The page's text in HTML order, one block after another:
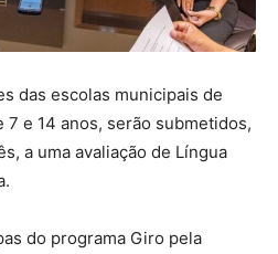
das escolas municipais de
7 e 14 anos, serão submetidos,
a uma avaliação de Língua
do programa Giro pela